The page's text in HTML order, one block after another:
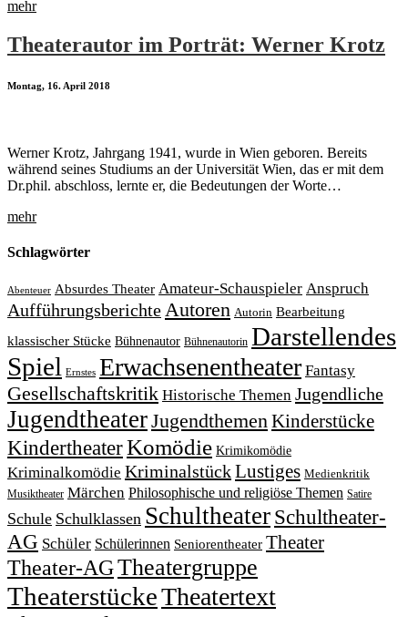
mehr
Theaterautor im Porträt: Werner Krotz
Montag, 16. April 2018
Werner Krotz, Jahrgang 1941, wurde in Wien geboren. Bereits
während seines Studiums an der Universität Wien, das er mit dem
Dr.phil. abschloss, lernte er, die Bedeutungen der Worte…
mehr
Schlagwörter
Abenteuer Absurdes Theater Amateur-Schauspieler Anspruch
AufführungsberichteAutoren Autorin Bearbeitung
klassischer Stücke Bühnenautor Bühnenautorin Darstellendes
Spiel Ernstes Erwachsenentheater Fantasy
Gesellschaftskritik Historische Themen Jugendliche
JugendtheaterJugendthemenKinderstücke
KindertheaterKomödie Krimikomödie
Kriminalkomödie KriminalstückLustiges Medienkritik
Musiktheater Märchen Philosophische und religiöse Themen Satire
Schule Schulklassen Schultheater Schultheater-
AG Schüler Schülerinnen Seniorentheater Theater
Theater-AGTheatergruppe
TheaterstückeTheatertext